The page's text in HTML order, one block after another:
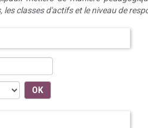
les classes d'actifs et le niveau de
OK